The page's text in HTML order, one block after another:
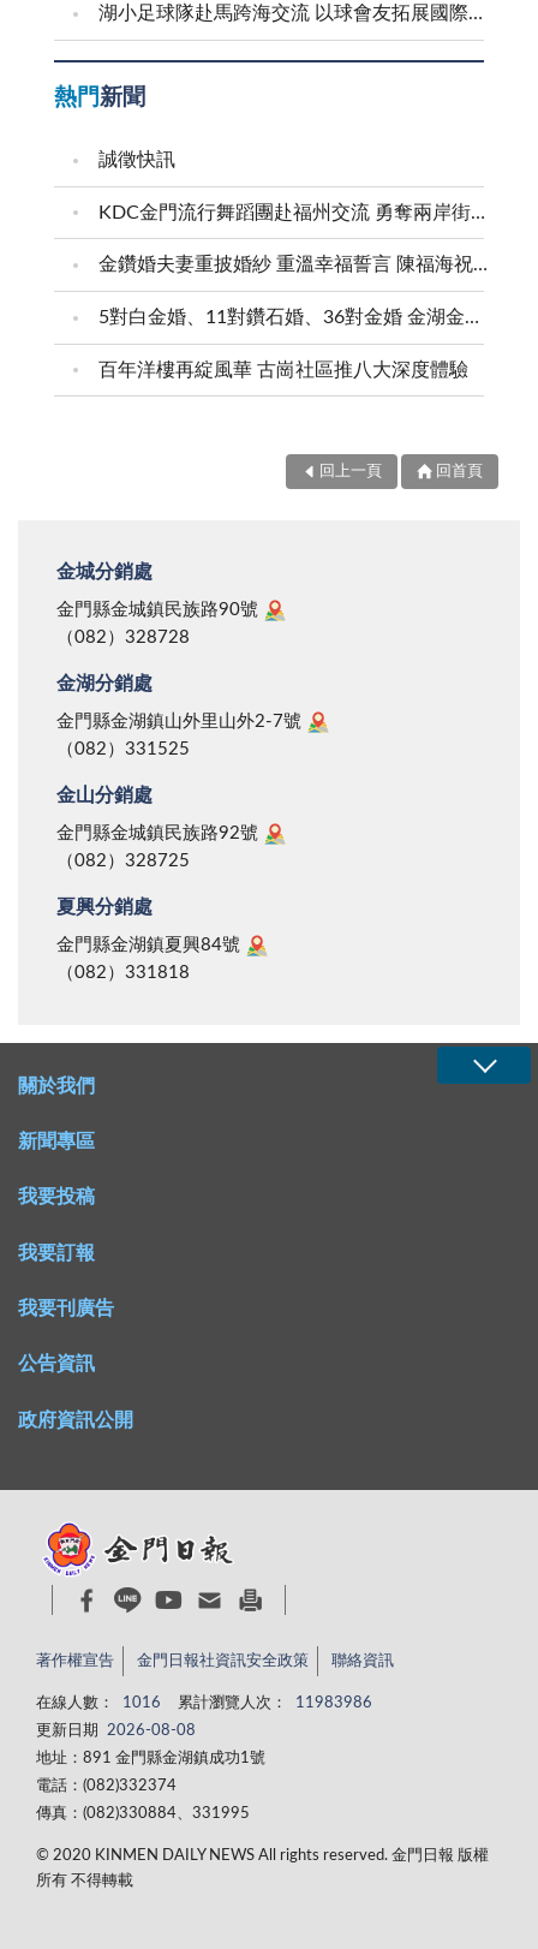
湖小足球隊赴馬跨海交流 以球會友拓展國際視野
熱門新聞
誠徵快訊
KDC金門流行舞蹈團赴福州交流 勇奪兩岸街舞賽三等獎
金鑽婚夫妻重披婚紗 重溫幸福誓言 陳福海祝福牽手半世紀 情深相守成典範
5對白金婚、11對鑽石婚、36對金婚 金湖金沙夫妻共享榮耀時刻 陳福海表揚金鑽婚夫妻 向半世紀相守家庭典範致敬
百年洋樓再綻風華 古崗社區推八大深度體驗
回上一頁 回首頁
金城分銷處
金門縣金城鎮民族路90號
（082）328728
金湖分銷處
金門縣金湖鎮山外里山外2-7號
（082）331525
金山分銷處
金門縣金城鎮民族路92號
（082）328725
夏興分銷處
金門縣金湖鎮夏興84號
（082）331818
關於我們
新聞專區
我要投稿
我要訂報
我要刊廣告
公告資訊
政府資訊公開
著作權宣告 金門日報社資訊安全政策 聯絡資訊
在線人數： 1016 累計瀏覽人次：
11983986
更新日期
2026-08-08
地址：891 金門縣金湖鎮成功1號
電話：(082)332374
傳真：(082)330884、331995
© 2020 KINMEN DAILY NEWS All rights reserved. 金門日報 版權
所有 不得轉載